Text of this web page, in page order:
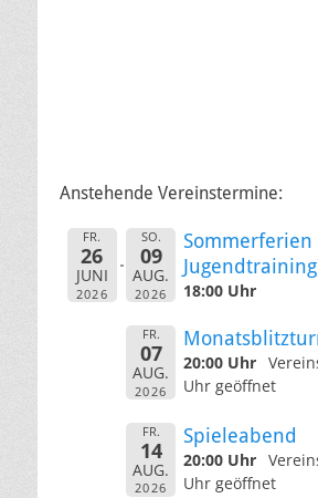
Anstehende Vereinstermine:
FR.
26
JUNI
2026
SO.
09
AUG.
2026
Sommerferien
18:00 Uhr
FR.
07
AUG.
2026
20:00 Uhr
Uhr geöffnet
FR.
14
AUG.
2026
Spieleabend
20:00 Uhr
Uhr geöffnet